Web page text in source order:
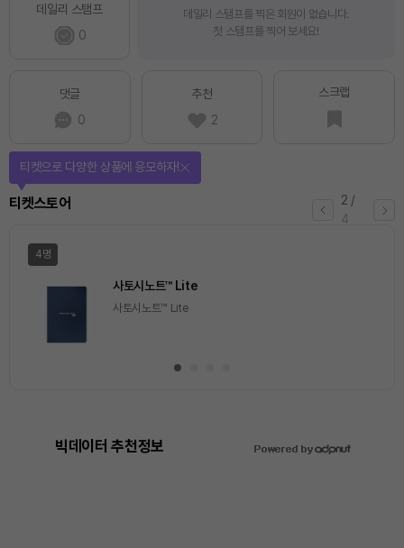
데일리 스탬프
0
데일리 스탬프를 찍은 회원이 없습니다.
첫 스탬프를 찍어 보세요!
댓글
0
추천
2
스크랩
2 /
4
티켓스토어
티켓으로 다양한 상품에 응모하자!
4명
사토시노트™ Lite
사토시노트™ Lite
빅데이터 추천정보